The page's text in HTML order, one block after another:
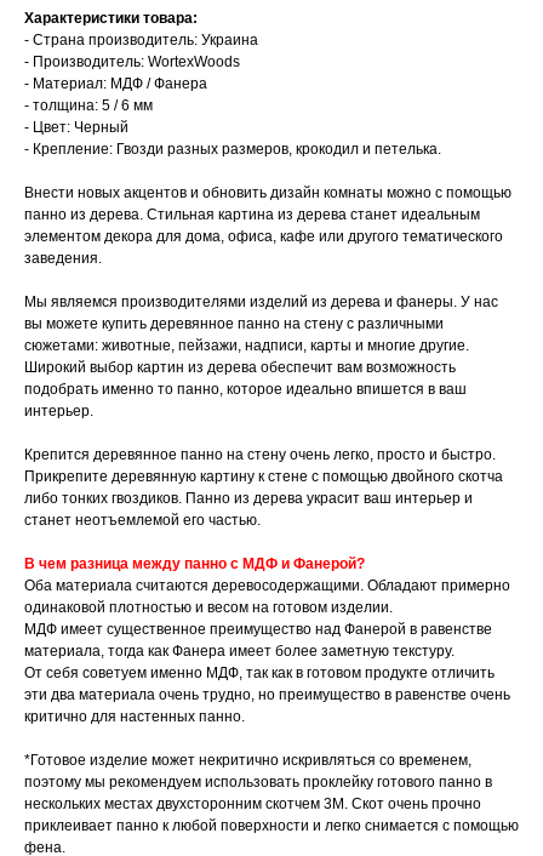
Характеристики товара:
- Страна производитель: Украина
- Производитель: WortexWoods
- Материал: МДФ / Фанера
- толщина: 5 / 6 мм
- Цвет: Черный
- Крепление: Гвозди разных размеров, крокодил и петелька.
Внести новых акцентов и обновить дизайн комнаты можно с помощью
панно из дерева. Стильная картина из дерева станет идеальным
элементом декора для дома, офиса, кафе или другого тематического
заведения.
Мы являемся производителями изделий из дерева и фанеры. У нас
вы можете купить деревянное панно на стену с различными
сюжетами: животные, пейзажи, надписи, карты и многие другие.
Широкий выбор картин из дерева обеспечит вам возможность
подобрать именно то панно, которое идеально впишется в ваш
интерьер.
Крепится деревянное панно на стену очень легко, просто и быстро.
Прикрепите деревянную картину к стене с помощью двойного скотча
либо тонких гвоздиков. Панно из дерева украсит ваш интерьер и
станет неотъемлемой его частью.
В чем разница между панно с МДФ и Фанерой?
Оба материала считаются деревосодержащими. Обладают примерно
одинаковой плотностью и весом на готовом изделии.
МДФ имеет существенное преимущество над Фанерой в равенстве
материала, тогда как Фанера имеет более заметную текстуру.
От себя советуем именно МДФ, так как в готовом продукте отличить
эти два материала очень трудно, но преимущество в равенстве очень
критично для настенных панно.
*Готовое изделие может некритично искривляться со временем,
поэтому мы рекомендуем использовать проклейку готового панно в
нескольких местах двухсторонним скотчем 3М. Скот очень прочно
приклеивает панно к любой поверхности и легко снимается с помощью
фена.